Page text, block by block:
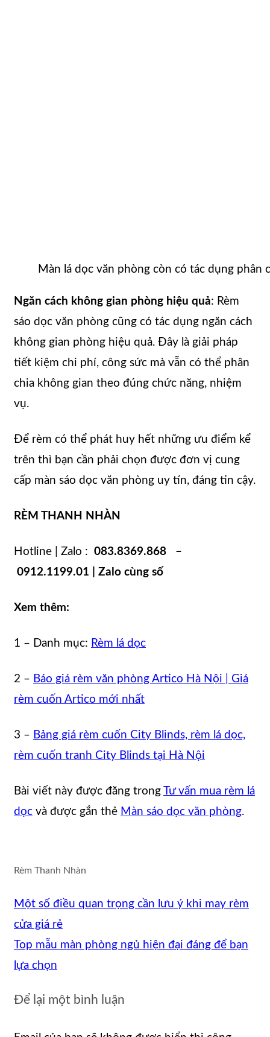
Màn lá dọc văn phòng còn có tác dụng phân
Ngăn cách không gian phòng hiệu quả: Rèm
sáo dọc văn phòng cũng có tác dụng ngăn cách
không gian phòng hiệu quả. Đây là giải pháp
tiết kiệm chi phí, công sức mà vẫn có thể phân
chia không gian theo đúng chức năng, nhiệm
vụ.
Để rèm có thể phát huy hết những ưu điểm kể
trên thì bạn cần phải chọn được đơn vị cung
cấp màn sáo dọc văn phòng uy tín, đáng tin cậy.
RÈM THANH NHÀN
Hotline | Zalo : 083.8369.868 –
0912.1199.01 | Zalo cùng số
Xem thêm:
1 – Danh mục: Rèm lá dọc
2 – Báo giá rèm văn phòng Artico Hà Nội | Giá
rèm cuốn Artico mới nhất
3 – Bảng giá rèm cuốn City Blinds, rèm lá dọc,
rèm cuốn tranh City Blinds tại Hà Nội
Bài viết này được đăng trong Tư vấn mua rèm lá
dọc và được gắn thẻ Màn sáo dọc văn phòng.
Rèm Thanh Nhàn
Một số điều quan trọng cần lưu ý khi may rèm
cửa giá rẻ
Top mẫu màn phòng ngủ hiện đại đáng để bạn
lựa chọn
Để lại một bình luận